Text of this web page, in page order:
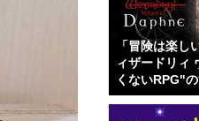
「冒険は楽
ィザードリィ
くないRPG"